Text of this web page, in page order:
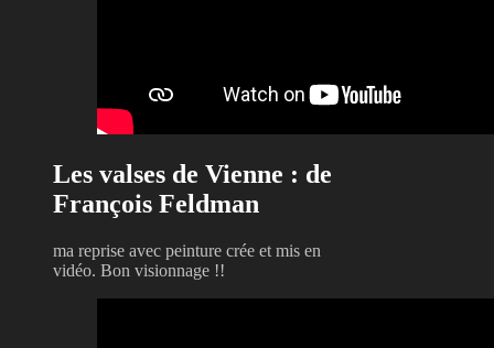
Les valses de Vienne : de
François Feldman
ma reprise avec peinture crée et mis en
vidéo. Bon visionnage !!